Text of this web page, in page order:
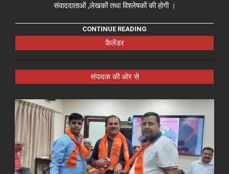
संवाददाताओं ,लेखकों तथा विश्लेषकों की होगी ।
CONTINUE READING
कैलेंडर
संपादक की ओर से